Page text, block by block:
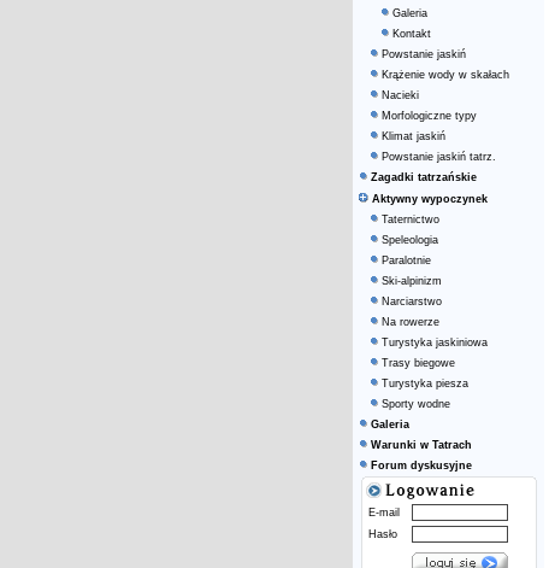
Galeria
Kontakt
Powstanie jaskiń
Krążenie wody w skałach
Nacieki
Morfologiczne typy
Klimat jaskiń
Powstanie jaskiń tatrz.
Zagadki tatrzańskie
Aktywny wypoczynek
Taternictwo
Speleologia
Paralotnie
Ski-alpinizm
Narciarstwo
Na rowerze
Turystyka jaskiniowa
Trasy biegowe
Turystyka piesza
Sporty wodne
Galeria
Warunki w Tatrach
Forum dyskusyjne
E-mail
Hasło